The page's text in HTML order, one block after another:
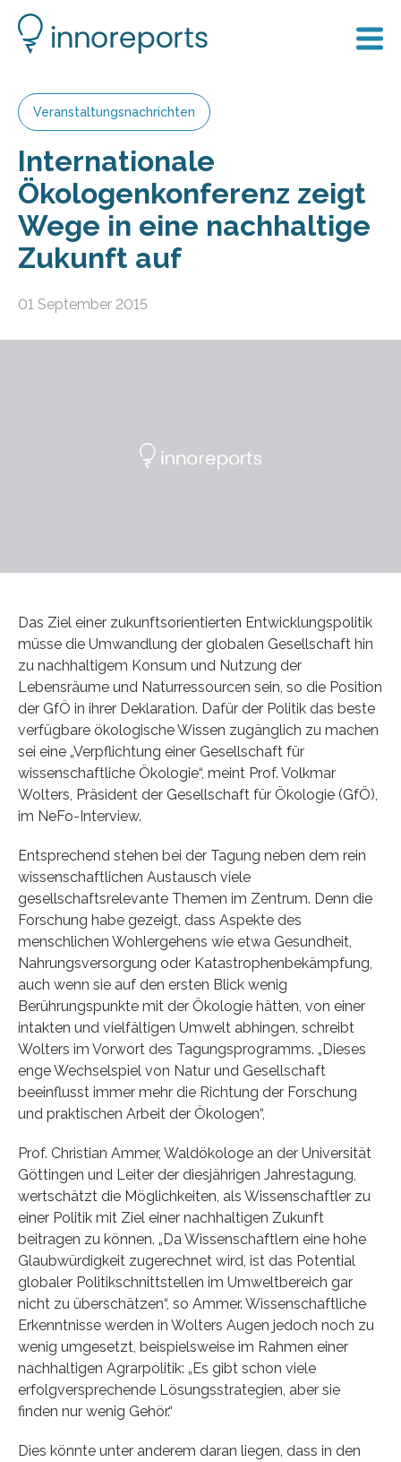
Veranstaltungsnachrichten
Internationale
Ökologenkonferenz zeigt
Wege in eine nachhaltige
Zukunft auf
01 September 2015
Das Ziel einer zukunftsorientierten Entwicklungspolitik
müsse die Umwandlung der globalen Gesellschaft hin
zu nachhaltigem Konsum und Nutzung der
Lebensräume und Naturressourcen sein, so die Position
der GfÖ in ihrer Deklaration. Dafür der Politik das beste
verfügbare ökologische Wissen zugänglich zu machen
sei eine „Verpflichtung einer Gesellschaft für
wissenschaftliche Ökologie“, meint Prof. Volkmar
Wolters, Präsident der Gesellschaft für Ökologie (GfÖ),
im NeFo-Interview.
Entsprechend stehen bei der Tagung neben dem rein
wissenschaftlichen Austausch viele
gesellschaftsrelevante Themen im Zentrum. Denn die
Forschung habe gezeigt, dass Aspekte des
menschlichen Wohlergehens wie etwa Gesundheit,
Nahrungsversorgung oder Katastrophenbekämpfung,
auch wenn sie auf den ersten Blick wenig
Berührungspunkte mit der Ökologie hätten, von einer
intakten und vielfältigen Umwelt abhingen, schreibt
Wolters im Vorwort des Tagungsprogramms. „Dieses
enge Wechselspiel von Natur und Gesellschaft
beeinflusst immer mehr die Richtung der Forschung
und praktischen Arbeit der Ökologen“,
Prof. Christian Ammer, Waldökologe an der Universität
Göttingen und Leiter der diesjährigen Jahrestagung,
wertschätzt die Möglichkeiten, als Wissenschaftler zu
einer Politik mit Ziel einer nachhaltigen Zukunft
beitragen zu können. „Da Wissenschaftlern eine hohe
Glaubwürdigkeit zugerechnet wird, ist das Potential
globaler Politikschnittstellen im Umweltbereich gar
nicht zu überschätzen“, so Ammer. Wissenschaftliche
Erkenntnisse werden in Wolters Augen jedoch noch zu
wenig umgesetzt, beispielsweise im Rahmen einer
nachhaltigen Agrarpolitik: „Es gibt schon viele
erfolgversprechende Lösungsstrategien, aber sie
finden nur wenig Gehör.“
Dies könnte unter anderem daran liegen, dass in den